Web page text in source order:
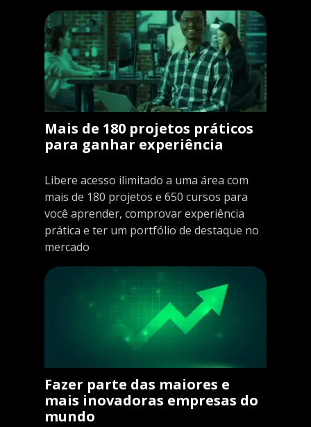
Mais de 180 projetos práticos
para ganhar experiência
Libere acesso ilimitado a uma área com
mais de 180 projetos e 650 cursos para
você aprender, comprovar experiência
prática e ter um portfólio de destaque no
mercado
Fazer parte das maiores e
mais inovadoras empresas do
mundo